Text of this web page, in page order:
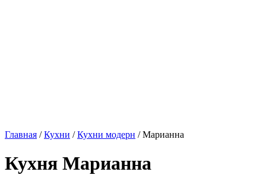
Главная /Кухни /Кухни модерн / Марианна
Кухня Марианна